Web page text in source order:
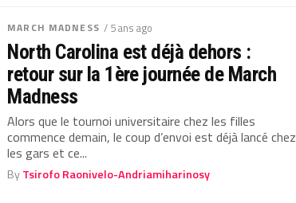
MARCH MADNESS / 5 ans ago
North Carolina est déjà dehors :
retour sur la 1ère journée de March
Madness
Alors que le tournoi universitaire chez les filles
commence demain, le coup d’envoi est déjà lancé chez
les gars et ce...
ByTsirofo Raonivelo-Andriamiharinosy